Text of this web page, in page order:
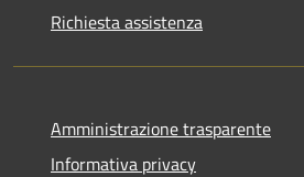
Richiesta assistenza
Amministrazione trasparente
Informativa privacy